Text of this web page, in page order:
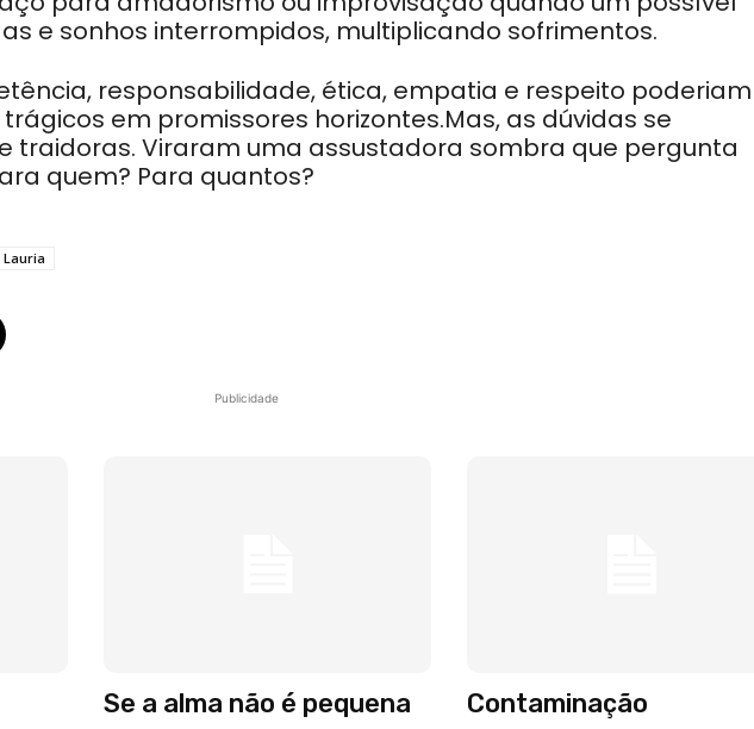
e sonhos interrompidos, multiplicando sofrimentos.
responsabilidade, ética, empatia e respeito poderiam
em promissores horizontes.Mas, as dúvidas se
traidoras. Viraram uma assustadora sombra que pergunta
quem? Para quantos?
Lauria
Publicidade
Se a alma não é pequena Contaminação